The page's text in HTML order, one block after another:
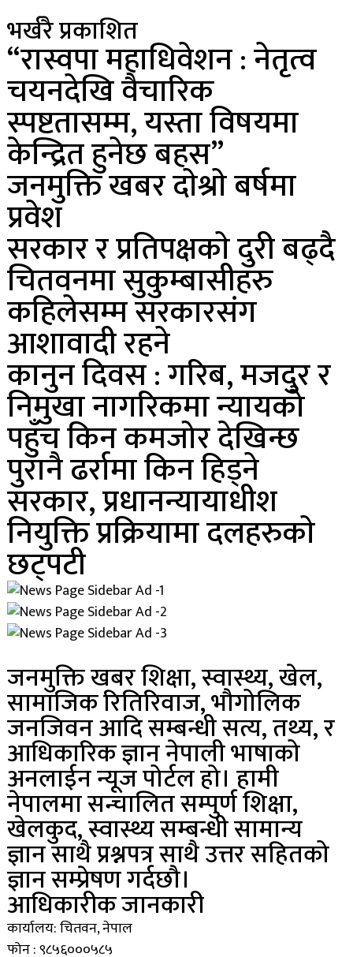
भर्खरै प्रकाशित
“रास्वपा महाधिवेशन : नेतृत्व
चयनदेखि वैचारिक
स्पष्टतासम्म, यस्ता विषयमा
केन्द्रित हुनेछ बहस”
जनमुक्ति खबर दाेश्राे बर्षमा
प्रवेश
सरकार र प्रतिपक्षकाे दुरी बढ्दै
चितवनमा सुकुम्बासीहरु
कहिलेसम्म सरकारसंग
आशावादी रहने
कानुन दिवस : गरिब, मजदुर र
निमुखा नागरिकमा न्यायको
पहुँच किन कमजोर देखिन्छ
पुरानै ढर्रामा किन हिड्ने
सरकार, प्रधानन्यायाधीश
नियुक्ति प्रक्रियामा दलहरुकाे
छट्पटी
जनमुक्ति खबर शिक्षा, स्वास्थ्य, खेल,
सामाजिक रितिरिवाज, भौगोलिक
जनजिवन आदि सम्बन्धी सत्य, तथ्य, र
आधिकारिक ज्ञान नेपाली भाषाको
अनलाईन न्यूज पोर्टल हो। हामी
नेपालमा सन्चालित सम्पुर्ण शिक्षा,
खेलकुद, स्वास्थ्य सम्बन्धी सामान्य
ज्ञान साथै प्रश्नपत्र साथै उत्तर सहितको
ज्ञान सम्प्रेषण गर्दछौ।
आधिकारीक जानकारी
कार्यालय: चितवन, नेपाल
फोन : ९८५६०००५८५